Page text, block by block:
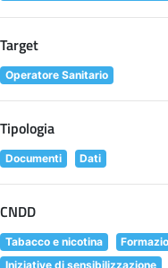
Target
Operatore Sanitario
Tipologia
Documenti Dati
CNDD
Tabacco e nicotina
Iniziative di sensibilizzazione